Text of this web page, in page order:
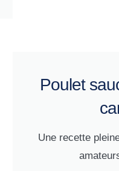
Poulet
Une recette